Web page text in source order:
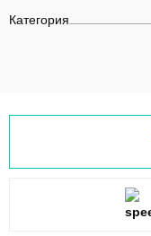
Категория